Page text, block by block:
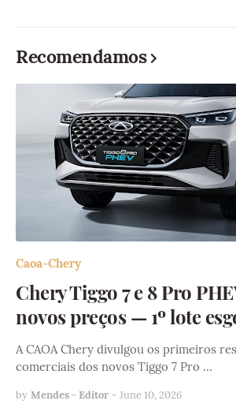
Recomendamos
Caoa-Chery
Chery Tiggo 7 e 8 Pro
novos preços — 1º lote
A CAOA Chery divulgou os primeiros
comerciais dos novos Tiggo 7 Pro …
by Mendes - Editor - June 10, 2026